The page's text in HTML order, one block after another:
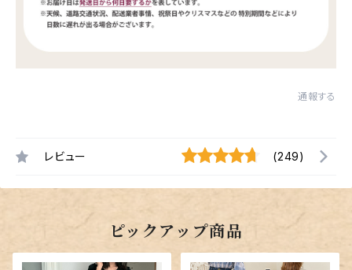
通報する
レビュー (249)
ピックアップ商品